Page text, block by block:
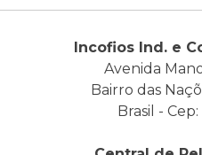
Incofios Ind. e
Avenida
Bairro das
Brasil -